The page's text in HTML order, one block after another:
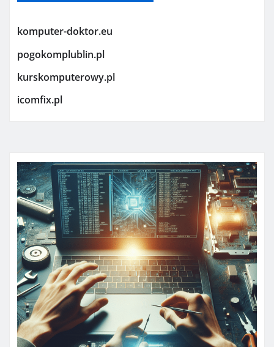
komputer-doktor.eu
pogokomplublin.pl
kurskomputerowy.pl
icomfix.pl